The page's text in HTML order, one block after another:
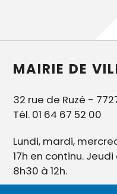
MAIRIE DE
32 rue de Ruzé -
Tél. 01 64 67 52 00
Lundi, mardi,
17h en continu.
8h30 à 12h.